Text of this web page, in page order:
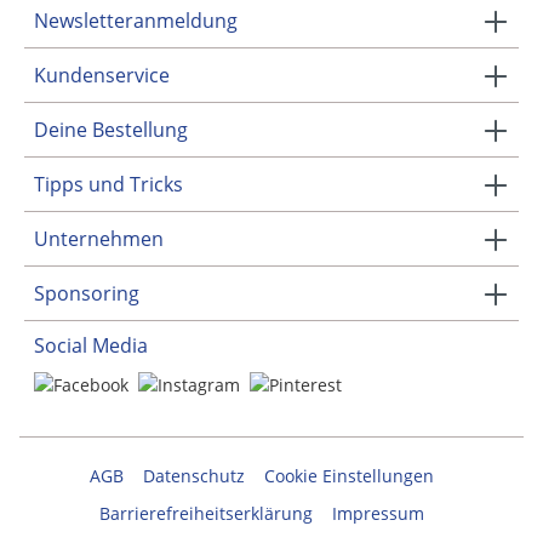
Newsletteranmeldung
Kundenservice
Deine Bestellung
Tipps und Tricks
Unternehmen
Sponsoring
Social Media
AGB Datenschutz
Cookie Einstellungen
Barrierefreiheitserklärung
Impressum